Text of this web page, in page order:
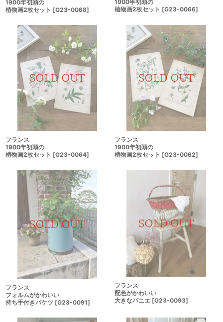
1900年初頭の
植物画2枚セット [G23-0068]
1900年初頭の
植物画2枚セット [G23-0066]
フランス
1900年初頭の
植物画2枚セット [G23-0064]
フランス
1900年初頭の
植物画2枚セット [G23-0062]
フランス
フォルムがかわいい
持ち手付きバケツ [G23-0091]
フランス
配色がかわいい
大きなパニエ [G23-0093]